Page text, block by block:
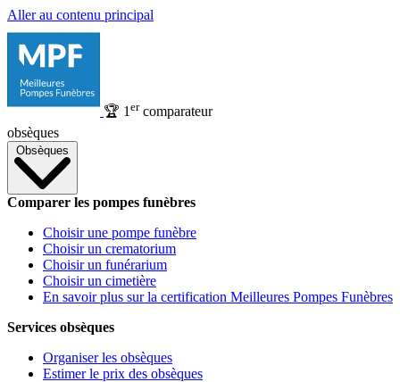
Aller au contenu principal
🏆 1 ercomparateur
obsèques
Obsèques
Comparer les pompes funèbres
Choisir une pompe funèbre
Choisir un crematorium
Choisir un funérarium
Choisir un cimetière
En savoir plus sur la certification Meilleures Pompes Funèbres
Services obsèques
Organiser les obsèques
Estimer le prix des obsèques